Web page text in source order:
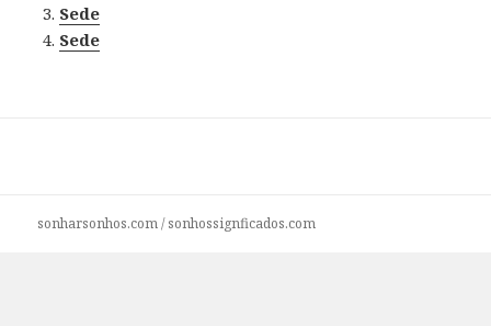
Sede
Sede
sonharsonhos.com/sonhossignficados.com